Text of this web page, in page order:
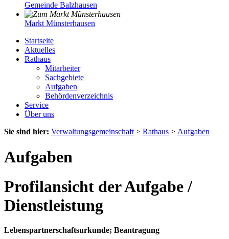
Gemeinde Balzhausen
Markt Münsterhausen
Startseite
Aktuelles
Rathaus
Mitarbeiter
Sachgebiete
Aufgaben
Behördenverzeichnis
Service
Über uns
Sie sind hier: Verwaltungsgemeinschaft > Rathaus > Aufgaben
Aufgaben
Profilansicht der Aufgabe /
Dienstleistung
Lebenspartnerschaftsurkunde; Beantragung